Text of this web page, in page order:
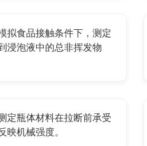
拟食品接触条件下，测定
浸泡液中的总非挥发物
定瓶体材料在拉断前承受
映机械强度。